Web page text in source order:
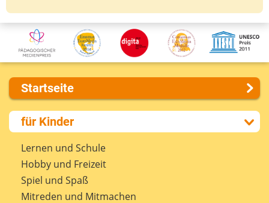
Startseite
Über uns
Presse
Kontakt
Impressum
Internet-ABC Sitemap
Barrierefreiheit
für Kinder
Lernen und Schule
Hobby und Freizeit
Spiel und Spaß
Mitreden und Mitmachen